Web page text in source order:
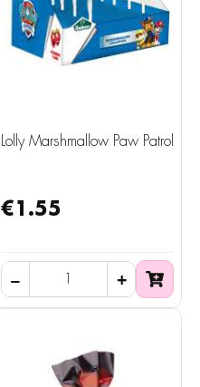
Lolly Marshmallow Paw Patrol
€1.55